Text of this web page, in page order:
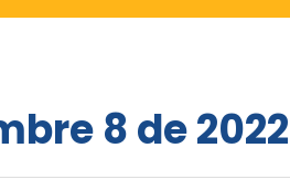
8 de 2022